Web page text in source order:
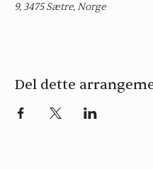
9, 3475 Sætre, Norge
Del dette